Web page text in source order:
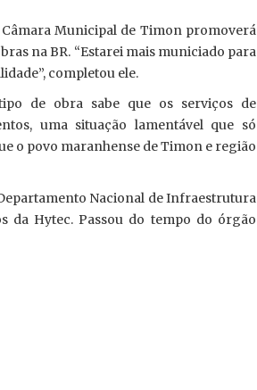
Municipal de Timon promoverá
na BR. “Estarei mais municiado para
completou ele.
de obra sabe que os serviços de
uma situação lamentável que só
o povo maranhense de Timon e região
Nacional de Infraestrutura
da Hytec. Passou do tempo do órgão